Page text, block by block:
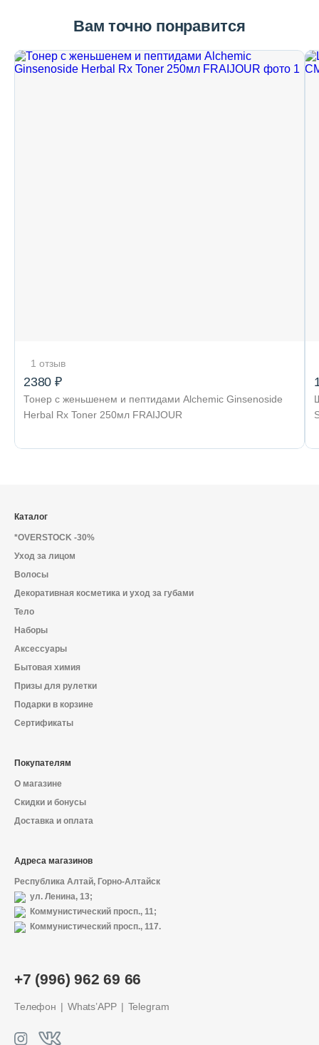
Вам точно понравится
1 отзыв
2380 ₽
Тонер с женьшенем и пептидами Alchemic Ginsenoside
Herbal Rx Toner 250мл FRAIJOUR
+7 (996) 962 69 66
Телефон Whats’APP Telegram
Каталог
*OVERSTOCK -30%
Уход за лицом
Волосы
Декоративная косметика и уход за губами
Тело
Наборы
Аксессуары
Бытовая химия
Призы для рулетки
Подарки в корзине
Сертификаты
Покупателям
О магазине
Скидки и бонусы
Доставка и оплата
Адреса магазинов
Республика Алтай, Горно-Алтайск
ул. Ленина, 13;
Коммунистический просп., 11;
Коммунистический просп., 117.